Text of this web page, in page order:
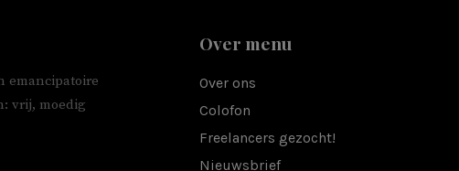
emancipatoire
vrij, moedig
Over menu
Over ons
Colofon
Freelancers gezocht!
Nieuwsbrief